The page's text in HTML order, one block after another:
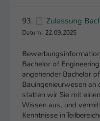
93. Zulassung
Datum: 22.09.2025
Bachelor of
angehender Bachelor
Bauingenieurwesen an
statten wir Sie mit
Wissen aus, und
Kenntnisse in
eines
kann der
gewährt.
Name
Anbieter TYPO3